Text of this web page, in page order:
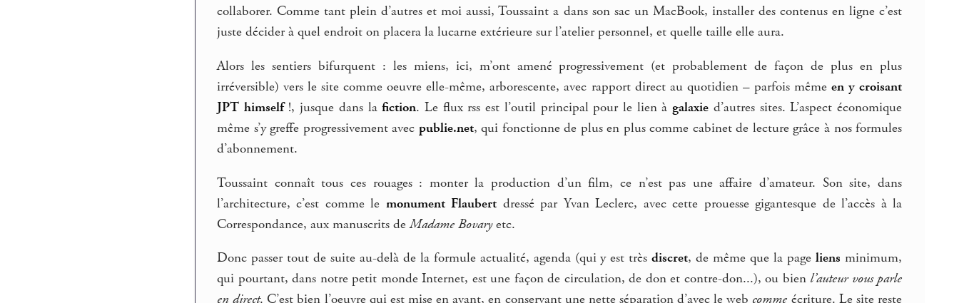
collaborer. Comme tant plein d’autres et moi aussi, Toussaint a dans son sac un MacBook, installer des contenus en ligne c’est
juste décider à quel endroit on placera la lucarne extérieure sur l’atelier personnel, et quelle taille elle aura.
Alors les sentiers bifurquent : les miens, ici, m’ont amené progressivement (et probablement de façon de plus en plus
irréversible) vers le site comme oeuvre elle-même, arborescente, avec rapport direct au quotidien – parfois même en y croisant
JPT himself!, jusque dans lafiction. Le flux rss est l’outil principal pour le lien àgalaxie d’autres sites. L’aspect économique
même s’y greffe progressivement avec publie.net, qui fonctionne de plus en plus comme cabinet de lecture grâce à nos formules
d’abonnement.
Toussaint connaît tous ces rouages : monter la production d’un film, ce n’est pas une affaire d’amateur. Son site, dans
l’architecture, c’est comme le monument Flaubert dressé par Yvan Leclerc, avec cette prouesse gigantesque de l’accès à la
Correspondance, aux manuscrits deMadame Bovaryetc.
Donc passer tout de suite au-delà de la formule actualité, agenda (qui y est trèsdiscret, de même que la pageliens minimum,
qui pourtant, dans notre petit monde Internet, est une façon de circulation, de don et contre-don...), ou bien l’auteur vous parle
en direct. C’est bien l’oeuvre qui est mise en avant, en conservant une nette séparation d’avec le web comme écriture. Le site reste